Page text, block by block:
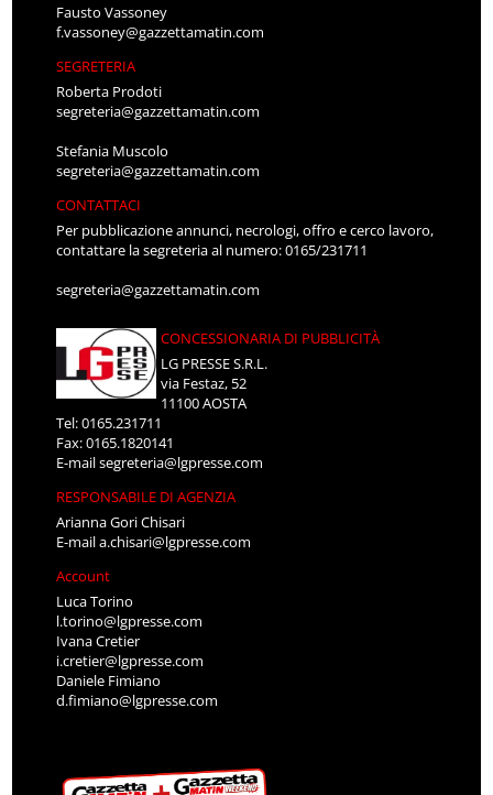
Fausto Vassoney
f.vassoney@gazzettamatin.com
SEGRETERIA
Roberta Prodoti
segreteria@gazzettamatin.com
Stefania Muscolo
segreteria@gazzettamatin.com
CONTATTACI
Per pubblicazione annunci, necrologi, offro e cerco lavoro,
contattare la segreteria al numero: 0165/231711
segreteria@gazzettamatin.com
CONCESSIONARIA DI PUBBLICITÀ
LG PRESSE S.R.L.
via Festaz, 52
11100 AOSTA
Tel: 0165.231711
Fax: 0165.1820141
E-mailsegreteria@lgpresse.com
RESPONSABILE DI AGENZIA
Arianna Gori Chisari
E-maila.chisari@lgpresse.com
Account
Luca Torino
l.torino@lgpresse.com
Ivana Cretier
i.cretier@lgpresse.com
Daniele Fimiano
d.fimiano@lgpresse.com